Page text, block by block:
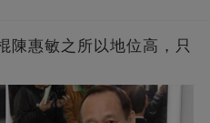
陳惠敏之所以地位高，只